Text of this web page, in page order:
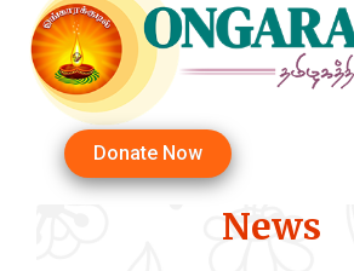
Donate Now
News